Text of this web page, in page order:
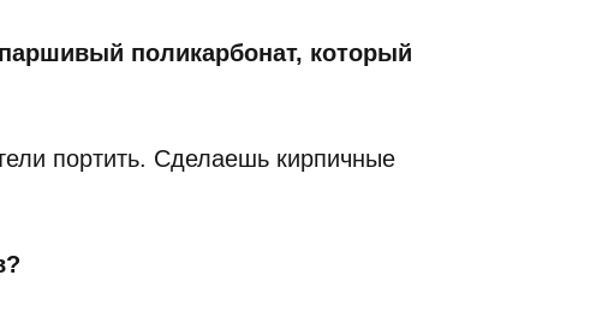
поликарбонат, который
портить. Сделаешь кирпичные